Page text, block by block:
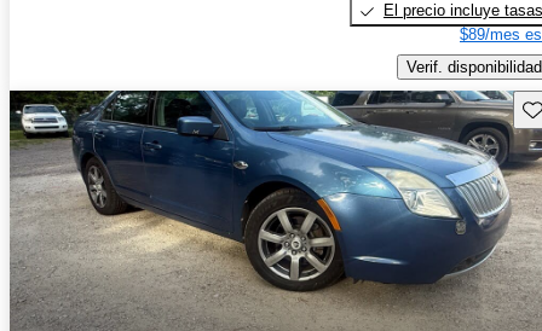
El precio incluye tasas
$89/mes
Verif. disponibilidad